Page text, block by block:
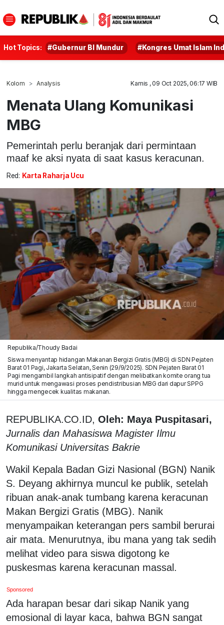
Hot Topics: #Gubernur BI Mundur #Kongres Umat Islam
Kolom Analysis Kamis , 09 Oct 2025, 06:17 WIB
Menata Ulang Komunikasi
MBG
Pemerintah perlu beranjak dari permintaan
maaf ke aksi nyata di saat kasus keracunan.
Red: Karta Raharja Ucu
Republika/Thoudy Badai
Siswa menyantap hidangan Makanan Bergizi Gratis (MBG) di SDN Pejaten
Barat 01 Pagi, Jakarta Selatan, Senin (29/9/2025). SDN Pejaten Barat 01
Pagi mengambil langkah antisipatif dengan melibatkan komite orang tua
murid untuk mengawasi proses pendistribusian MBG dari dapur SPPG
hingga mengecek kualitas makanan.
REPUBLIKA.CO.ID, Oleh: Maya Puspitasari,
Jurnalis dan Mahasiswa Magister Ilmu
Komunikasi Universitas Bakrie
Wakil Kepala Badan Gizi Nasional (BGN) Nanik
S. Deyang akhirnya muncul ke publik, setelah
ribuan anak-anak tumbang karena keracunan
Makan Bergizi Gratis (MBG). Nanik
menyampaikan keterangan pers sambil berurai
air mata. Menurutnya, ibu mana yang tak sedih
melihat video para siswa digotong ke
puskesmas karena keracunan massal.
Sponsored
Ada harapan besar dari sikap Nanik yang
emosional di layar kaca, bahwa BGN sangat